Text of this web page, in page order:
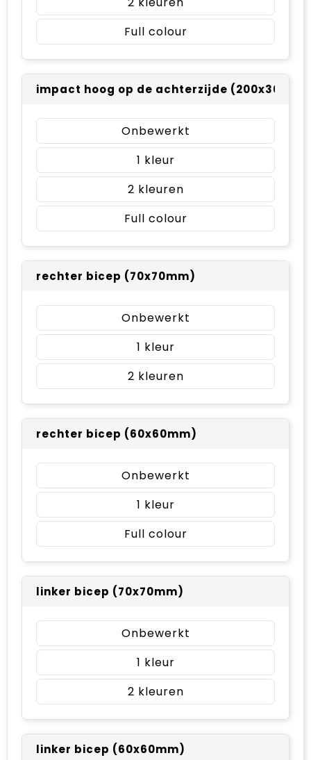
Full colour
impact hoog op de achterzijde
Onbewerkt
1
2
Full colour
rechter bicep (70x70mm)
Onbewerkt
1
2
rechter bicep (60x60mm)
Onbewerkt
1
Full colour
linker bicep (70x70mm)
Onbewerkt
1
2
linker bicep (60x60mm)